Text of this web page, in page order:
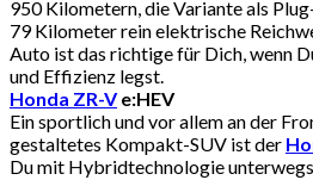
950 Kilometern, die Variante als
79 Kilometer rein elektrische
Auto ist das richtige für Dich, wenn
und Effizienz legst.
Honda ZR-Ve:HEV
Ein sportlich und vor allem an der
gestaltetes Kompakt-SUV ist der
Du mit Hybridtechnologie